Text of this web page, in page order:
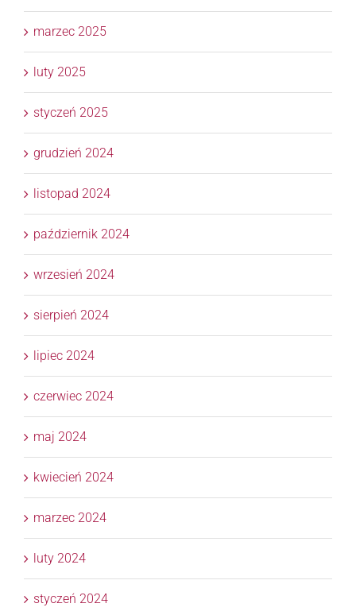
marzec 2025
luty 2025
styczeń 2025
grudzień 2024
listopad 2024
październik 2024
wrzesień 2024
sierpień 2024
lipiec 2024
czerwiec 2024
maj 2024
kwiecień 2024
marzec 2024
luty 2024
styczeń 2024